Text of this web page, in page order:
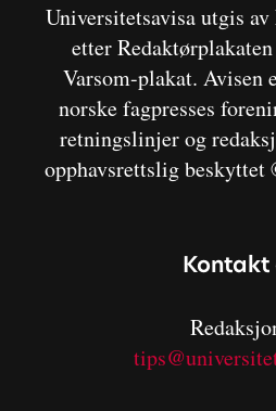
Universitetsavisa utgis
etter
Varsom-plakat. Avisen
norske fagpresses
retningslinjer og
opphavsrettslig beskyttet
Kontakt